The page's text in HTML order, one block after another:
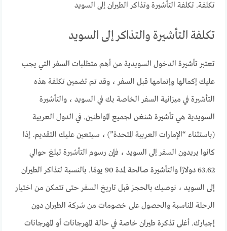
تكلفة. تكلفة التأشيرة وتذاكر الطيران إلى السويد
تكلفة التأشيرة والتذاكر إلى السويد
تعتبر تأشيرة الدخول السويدية من أهم متطلبات السفر التي يجب
عليك إكمالها وإتمامها قبل السفر ، وقد تم تضمين تكلفة هذه
التأشيرة في ميزانية السفر الخاصة بك في السويد ، والتأشيرة
السويدية هي تأشيرة شنغن لجميع المواطنين. في الدول العربية
(باستثناء “الإمارات العربية المتحدة”) ، سيتعين عليك التقديم. إذا
كانوا يريدون السفر إلى السويد ، فإن رسوم التأشيرة تبلغ حوالي
63.62 دولارًا والتأشيرة صالحة لمدة 90 يومًا. بالنسبة لتذاكر الطيران
إلى السويد ، نوصيك بالحجز قبل تاريخ السفر حتى تتمكن من اختيار
الرحلة المناسبة والحصول على خصومات من شركة الطيران دون
إجبارك. أغلى تذكرة طيران خاصة في حالة المهرجانات أو المهرجانات